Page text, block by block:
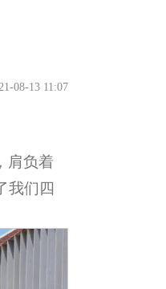
08-13 11:07
肩负着
我们四